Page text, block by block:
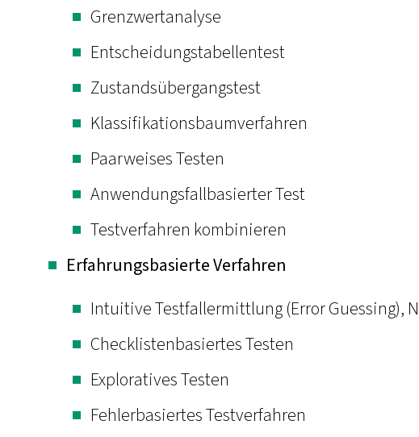
Grenzwertanalyse
Entscheidungstabellentest
Zustandsübergangstest
Klassifikationsbaumverfahren
Paarweises Testen
Anwendungsfallbasierter Test
Testverfahren kombinieren
Erfahrungsbasierte Verfahren
Intuitive Testfallermittlung (Error Guessing),
Checklistenbasiertes Testen
Exploratives Testen
Fehlerbasiertes Testverfahren